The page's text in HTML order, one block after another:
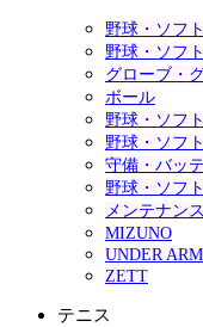
野球・ソフ
野球・ソフ
グローブ・
ボール
野球・ソフ
野球・ソフ
守備・バッ
野球・ソフ
メンテナン
MIZUNO
UNDER
ZETT
テニス